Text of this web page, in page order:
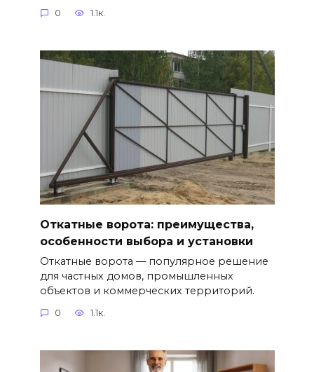
0 1.1к.
Откатные ворота: преимущества,
особенности выбора и установки
Откатные ворота — популярное решение
для частных домов, промышленных
объектов и коммерческих территорий.
0 1.1к.